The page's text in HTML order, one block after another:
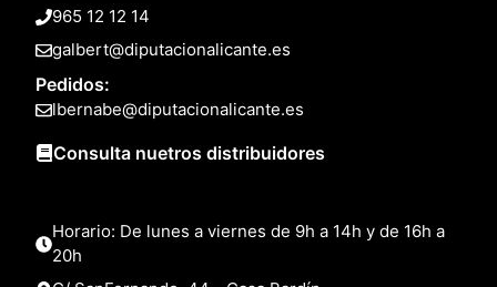
965 12 12 14
galbert@diputacionalicante.es
Pedidos:
lbernabe@diputacionalicante.es
Consulta nuetros distribuidores
Horario: De lunes a viernes de 9h a 14h y de 16h a
20h